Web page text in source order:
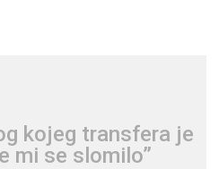
kojeg transfera je
mi se slomilo”